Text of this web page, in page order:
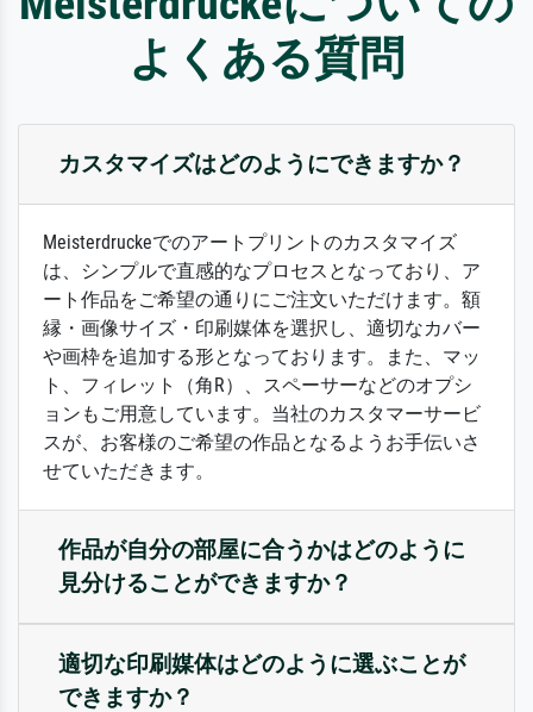
よくある質問
カスタマイズはどのようにできますか？
Meisterdruckeでのアートプリントのカスタマイズ
は、シンプルで直感的なプロセスとなっており、ア
ート作品をご希望の通りにご注文いただけます。額
縁・画像サイズ・印刷媒体を選択し、適切なカバー
や画枠を追加する形となっております。また、マッ
ト、フィレット（角R）、スペーサーなどのオプシ
ョンもご用意しています。当社のカスタマーサービ
スが、お客様のご希望の作品となるようお手伝いさ
せていただきます。
作品が自分の部屋に合うかはどのように
見分けることができますか？
適切な印刷媒体はどのように選ぶことが
できますか？